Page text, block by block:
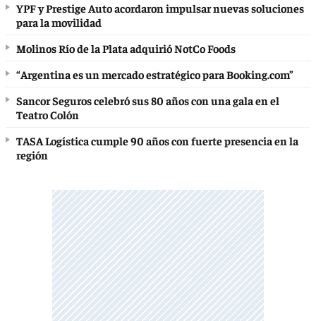
YPF y Prestige Auto acordaron impulsar nuevas soluciones
para la movilidad
Molinos Río de la Plata adquirió NotCo Foods
“Argentina es un mercado estratégico para Booking.com”
Sancor Seguros celebró sus 80 años con una gala en el
Teatro Colón
TASA Logística cumple 90 años con fuerte presencia en la
región